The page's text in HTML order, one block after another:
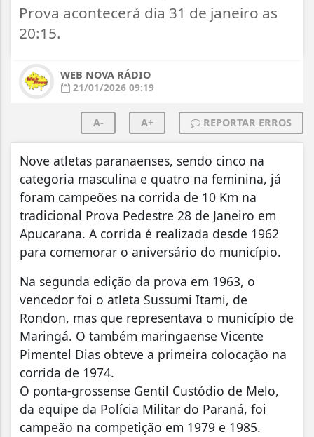
Prova acontecerá dia 31 de janeiro as
20:15.
WEB NOVA RÁDIO
21/01/2026 09:19
A- A+ REPORTAR ERROS
Nove atletas paranaenses, sendo cinco na
categoria masculina e quatro na feminina, já
foram campeões na corrida de 10 Km na
tradicional Prova Pedestre 28 de Janeiro em
Apucarana. A corrida é realizada desde 1962
para comemorar o aniversário do município.
Na segunda edição da prova em 1963, o
vencedor foi o atleta Sussumi Itami, de
Rondon, mas que representava o município de
Maringá. O também maringaense Vicente
Pimentel Dias obteve a primeira colocação na
corrida de 1974.
O ponta-grossense Gentil Custódio de Melo,
da equipe da Polícia Militar do Paraná, foi
campeão na competição em 1979 e 1985.